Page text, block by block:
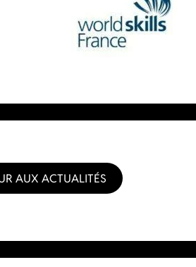
AUX ACTUALITÉS